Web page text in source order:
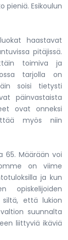
pieniä. Esikoulun
haastavat
pitäjissä.
toimiva ja
tarjolla on
soisi tietysti
päinvastaista
ovat onneksi
myös niin
65. Määrään voi
on viime
ja kun
opiskelijoiden
että lukion
suunnalta
liittyviä ikäviä